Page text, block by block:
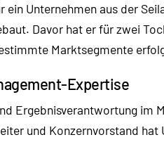
Unternehmen aus der
Davor hat er für zwei
Marktsegmente
Expertise
Ergebnisverantwortung im
und Konzernvorstand